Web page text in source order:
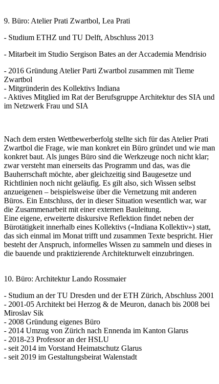
9. Büro: Atelier Prati Zwartbol, Lea Prati
- Studium ETHZ und TU Delft, Abschluss 2013
- Mitarbeit im Studio Sergison Bates an der Accademia Mendrisio
- 2016 Gründung Atelier Parti Zwartbol zusammen mit Tieme
Zwartbol
- Mitgründerin des Kollektivs Indiana
- Aktives Mitglied im Rat der Berufsgruppe Architektur des SIA und
im Netzwerk Frau und SIA
Nach dem ersten Wettbewerberfolg stellte sich für das Atelier Prati
Zwartbol die Frage, wie man konkret ein Büro gründet und wie man
konkret baut. Als junges Büro sind die Werkzeuge noch nicht klar;
zwar versteht man einerseits das Programm und das, was die
Bauherrschaft möchte, aber gleichzeitig sind Baugesetze und
Richtlinien noch nicht geläufig. Es gilt also, sich Wissen selbst
anzueigenen – beispielsweise über die Vernetzung mit anderen
Büros. Ein Entschluss, der in dieser Situation wesentlich war, war
die Zusammenarbeit mit einer externen Bauleitung.
Eine eigene, erweiterte diskursive Reflektion findet neben der
Bürotätigkeit innerhalb eines Kollektivs («Indiana Kollektiv») statt,
das sich einmal im Monat trifft und zusammen Texte bespricht. Hier
besteht der Anspruch, informelles Wissen zu sammeln und dieses in
die bauende und praktizierende Architekturwelt einzubringen.
10. Büro: Architektur Lando Rossmaier
- Studium an der TU Dresden und der ETH Zürich, Abschluss 2001
- 2001-05 Architekt bei Herzog & de Meuron, danach bis 2008 bei
Miroslav Sik
- 2008 Gründung eigenes Büro
- 2014 Umzug von Zürich nach Ennenda im Kanton Glarus
- 2018-23 Professor an der HSLU
- seit 2014 im Vorstand Heimatschutz Glarus
- seit 2019 im Gestaltungsbeirat Walenstadt